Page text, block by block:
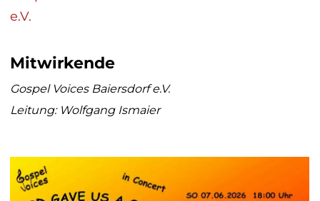
e.V.
Mitwirkende
Gospel Voices Baiersdorf e.V.
Leitung: Wolfgang Ismaier